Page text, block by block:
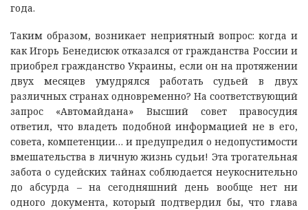
года.
Таким образом, возникает неприятный вопрос: когда и
как Игорь Бенедисюк отказался от гражданства России и
приобрел гражданство Украины, если он на протяжении
двух месяцев умудрялся работать судьей в двух
различных странах одновременно? На соответствующий
запрос «Автомайдана» Высший совет правосудия
ответил, что владеть подобной информацией не в его,
совета, компетенции… и предупредил о недопустимости
вмешательства в личную жизнь судьи! Эта трогательная
забота о судейских тайнах соблюдается неукоснительно
до абсурда – на сегодняшний день вообще нет ни
одного документа, который подтвердил бы, что глава